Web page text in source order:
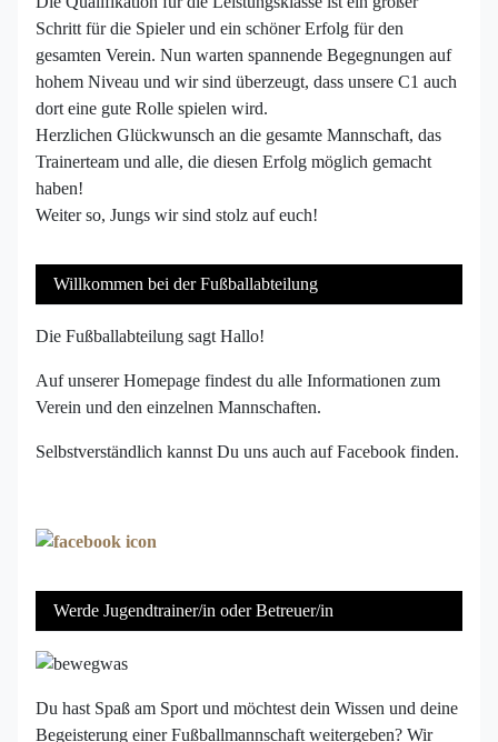
Schritt für die Spieler und ein schöner Erfolg für den
gesamten Verein. Nun warten spannende Begegnungen auf
hohem Niveau und wir sind überzeugt, dass unsere C1 auch
dort eine gute Rolle spielen wird.
Herzlichen Glückwunsch an die gesamte Mannschaft, das
Trainerteam und alle, die diesen Erfolg möglich gemacht
haben!
Weiter so, Jungs wir sind stolz auf euch!
Willkommen bei der Fußballabteilung
Die Fußballabteilung sagt Hallo!
Auf unserer Homepage findest du alle Informationen zum
Verein und den einzelnen Mannschaften.
Selbstverständlich kannst Du uns auch auf Facebook finden.
Werde Jugendtrainer/in oder Betreuer/in
Du hast Spaß am Sport und möchtest dein Wissen und deine
Begeisterung einer Fußballmannschaft weitergeben? Wir